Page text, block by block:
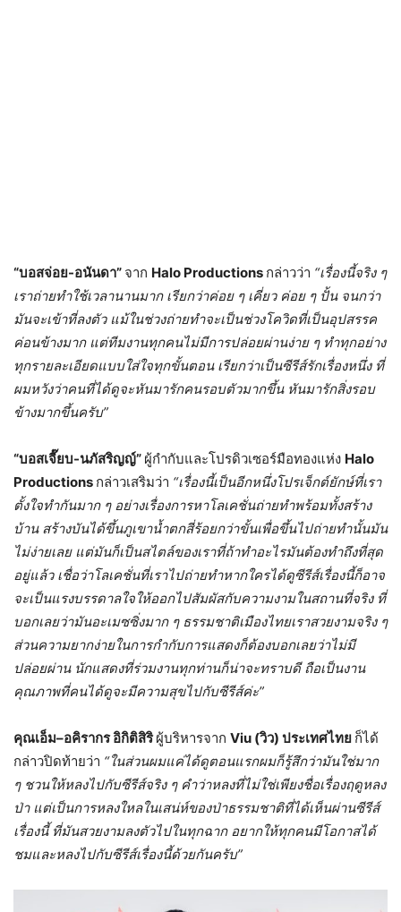
“บอสจ่อย-อนันดา” จาก Halo Productions กล่าวว่า “เรื่องนี้จริง ๆ
เราถ่ายทำใช้เวลานานมาก เรียกว่าค่อย ๆ เคี่ยว ค่อย ๆ ปั้น จนกว่า
มันจะเข้าที่ลงตัว แม้ในช่วงถ่ายทำจะเป็นช่วงโควิดที่เป็นอุปสรรค
ค่อนข้างมาก แต่ทีมงานทุกคนไม่มีการปล่อยผ่านง่าย ๆ ทำทุกอย่าง
ทุกรายละเอียดแบบใส่ใจทุกขั้นตอน เรียกว่าเป็นซีรีส์รักเรื่องหนึ่ง ที่
ผมหวังว่าคนที่ได้ดูจะหันมารักคนรอบตัวมากขึ้น หันมารักสิ่งรอบ
ข้างมากขึ้นครับ”
“บอสเจี๊ยบ-นภัสริญญ์” ผู้กำกับและโปรดิวเซอร์มือทองแห่ง Halo
Productions กล่าวเสริมว่า “เรื่องนี้เป็นอีกหนึ่งโปรเจ็กต์ยักษ์ที่เรา
ตั้งใจทำกันมาก ๆ อย่างเรื่องการหาโลเคชั่นถ่ายทำพร้อมทั้งสร้าง
บ้าน สร้างบันได้ขึ้นภูเขาน้ำตกสี่ร้อยกว่าขั้นเพื่อขึ้นไปถ่ายทำนั้นมัน
ไม่ง่ายเลย แต่มันก็เป็นสไตล์ของเราที่ถ้าทำอะไรมันต้องทำถึงที่สุด
อยู่แล้ว เชื่อว่าโลเคชั่นที่เราไปถ่ายทำหากใครได้ดูซีรีส์เรื่องนี้ก็อาจ
จะเป็นแรงบรรดาลใจให้ออกไปสัมผัสกับความงามในสถานที่จริง ที่
บอกเลยว่ามันอะเมซซิ่งมาก ๆ ธรรมชาติเมืองไทยเราสวยงามจริง ๆ
ส่วนความยากง่ายในการกำกับการแสดงก็ต้องบอกเลยว่าไม่มี
ปล่อยผ่าน นักแสดงที่ร่วมงานทุกท่านก็น่าจะทราบดี ถือเป็นงาน
คุณภาพที่คนได้ดูจะมีความสุขไปกับซีรีส์ค่ะ”
คุณเอ็ม–อคิรากร อิกิติสิริผู้บริหารจาก Viu (วิว) ประเทศไทย ก็ได้
กล่าวปิดท้ายว่า “ในส่วนผมแค่ได้ดูตอนแรกผมก็รู้สึกว่ามันใช่มาก
ๆ ชวนให้หลงไปกับซีรีส์จริง ๆ คำว่าหลงที่ไม่ใช่เพียงชื่อเรื่องฤดูหลง
ป่า แต่เป็นการหลงใหลในเสน่ห์ของป่าธรรมชาติที่ได้เห็นผ่านซีรีส์
เรื่องนี้ ที่มันสวยงามลงตัวไปในทุกฉาก อยากให้ทุกคนมีโอกาสได้
ชมและหลงไปกับซีรีส์เรื่องนี้ด้วยกันครับ”